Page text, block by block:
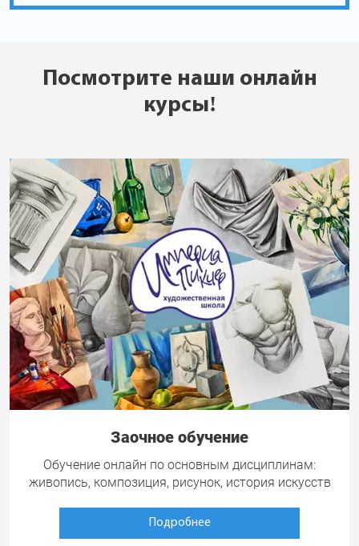
Посмотрите наши онлайн
курсы!
Заочное обучение
Обучение онлайн по основным дисциплинам:
живопись, композиция, рисунок, история искусств
Подробнее